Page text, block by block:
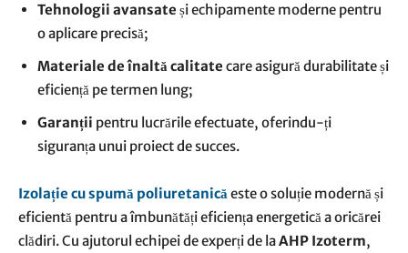
Tehnologii avansate și echipamente moderne pentru
o aplicare precisă;
Materiale de înaltă calitate care asigură durabilitate și
eficiență pe termen lung;
Garanții pentru lucrările efectuate, oferindu-ți
siguranța unui proiect de succes.
Izolație cu spumă poliuretanicăeste o soluție modernă și
eficientă pentru a îmbunătăți eficiența energetică a oricărei
clădiri. Cu ajutorul echipei de experți de laAHP Izoterm,